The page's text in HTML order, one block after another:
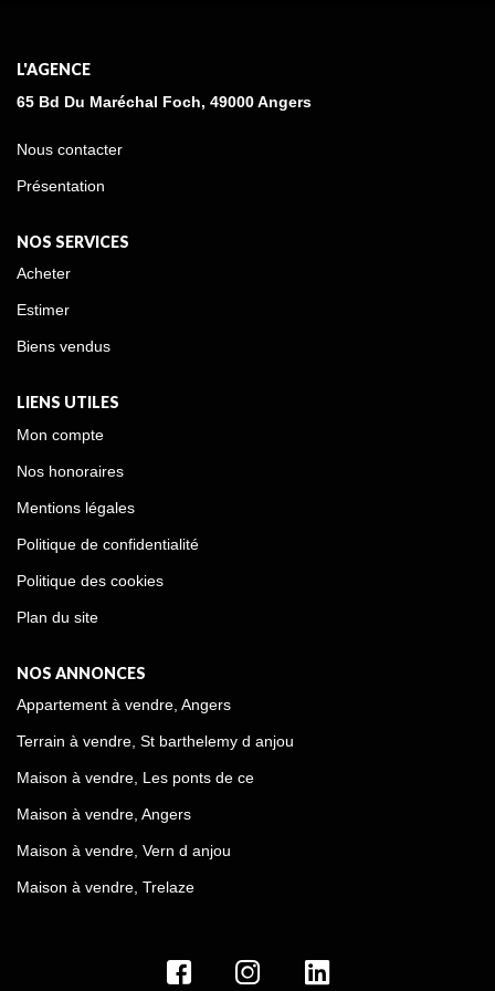
belle opportunité, alliant qualité de vie, accessibilité et
commodités !
L'AGENCE
65 Bd Du Maréchal Foch, 49000 Angers
Nous contacter
Présentation
NOS SERVICES
Acheter
Estimer
Biens vendus
LIENS UTILES
Mon compte
Nos honoraires
Mentions légales
Politique de confidentialité
Politique des cookies
Plan du site
NOS ANNONCES
Appartement à vendre, Angers
Terrain à vendre, St barthelemy d anjou
Maison à vendre, Les ponts de ce
Maison à vendre, Angers
Maison à vendre, Vern d anjou
Maison à vendre, Trelaze